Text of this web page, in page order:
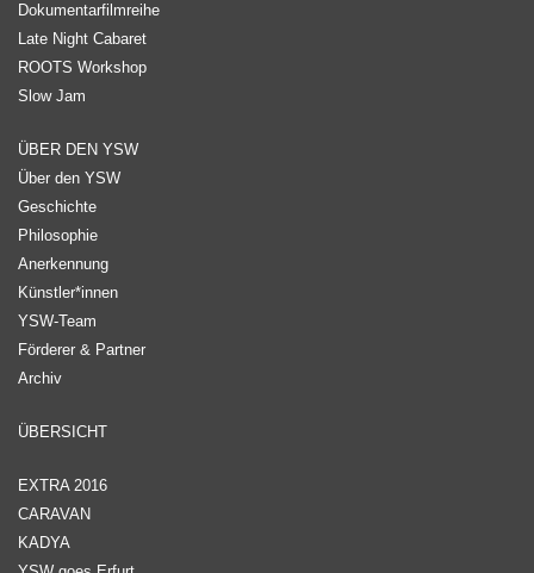
Dokumentarfilmreihe
Late Night Cabaret
ROOTS Workshop
Slow Jam
ÜBER DEN YSW
Über den YSW
Geschichte
Philosophie
Anerkennung
Künstler*innen
YSW-Team
Förderer & Partner
Archiv
ÜBERSICHT
EXTRA 2016
CARAVAN
KADYA